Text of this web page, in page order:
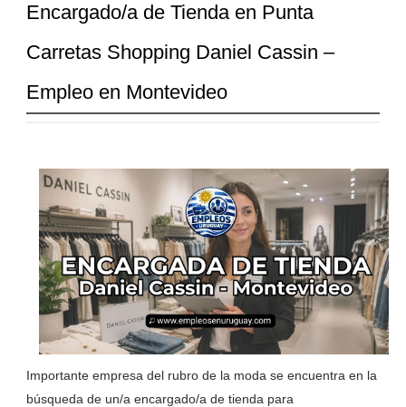
Encargado/a de Tienda en Punta
Carretas Shopping Daniel Cassin –
Empleo en Montevideo
Importante empresa del rubro de la moda se encuentra en la
búsqueda de un/a encargado/a de tienda para